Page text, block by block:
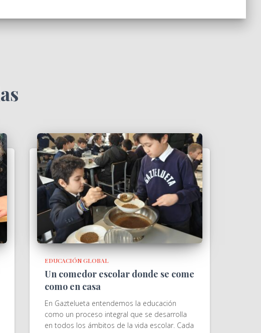
EDUCACIÓN GLOBAL
Un comedor escolar donde se come
como en casa
En Gaztelueta entendemos la educación
como un proceso integral que se desarrolla
en todos los ámbitos de la vida escolar. Cada